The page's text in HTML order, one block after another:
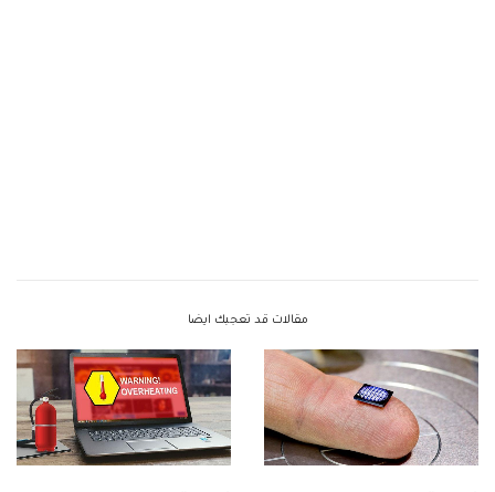
مقالات قد تعجبك ايضا